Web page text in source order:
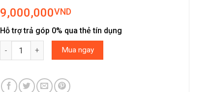
9,000,000VND
Hỗ trợ trả góp 0% qua thẻ tín dụng
Chậu rửa bát Konox Granite Sink Naros 760S Black số lượng
Mua ngay